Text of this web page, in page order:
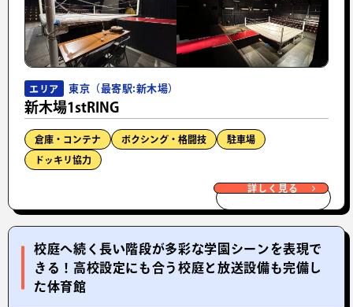
エリア 東京（最寄駅:新木場）
新木場1stRING
倉庫・コンテナ ボクシング・格闘技 駐車場
ドッキリ協力
詳しく見る
校庭へ続く長い階段が多彩な学園シーンを表現で
きる！高校設定にも合う校庭と放送設備も完備し
た体育館